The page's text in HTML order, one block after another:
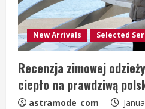
New Arrivals Selected
Recenzja zimowej
ciepło na prawdziwą
astramode_com_